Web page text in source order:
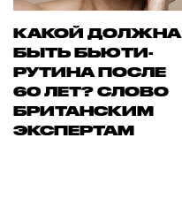
КАКОЙ ДОЛЖНА
БЫТЬ БЬЮТИ-
РУТИНА ПОСЛЕ
60 ЛЕТ? СЛОВО
БРИТАНСКИМ
ЭКСПЕРТАМ